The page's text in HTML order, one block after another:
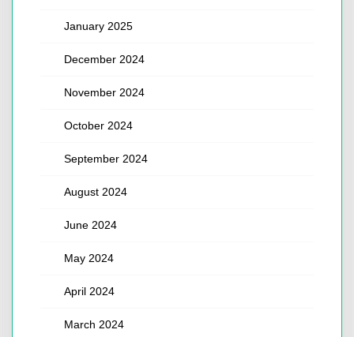
January 2025
December 2024
November 2024
October 2024
September 2024
August 2024
June 2024
May 2024
April 2024
March 2024